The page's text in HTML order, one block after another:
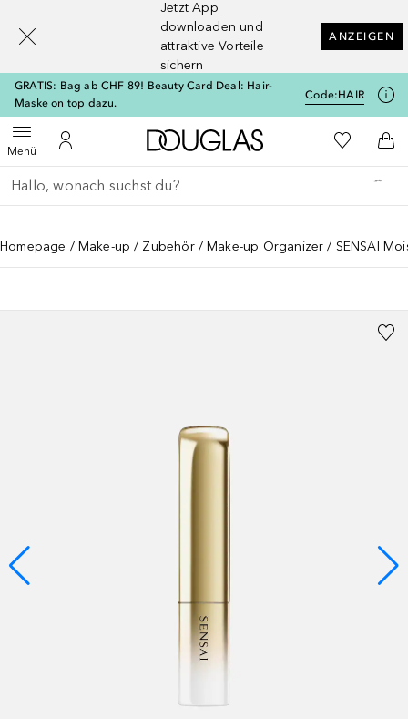
Jetzt App
downloaden und
attraktive Vorteile
sichern
ANZEIGEN
GRATIS: Bag ab CHF 89! Beauty Card Deal: Hair-
Maske on top dazu.
Code:HAIR
MenüMenü öffnenZu Meinem Kundenkonto
Zur Douglas Startseite
Zu Meiner
Gehe zurück
Suche ausführen
Homepage Make-up Zubehör Make-up Organizer SENSAI
[navigation.slideout.screenreader]